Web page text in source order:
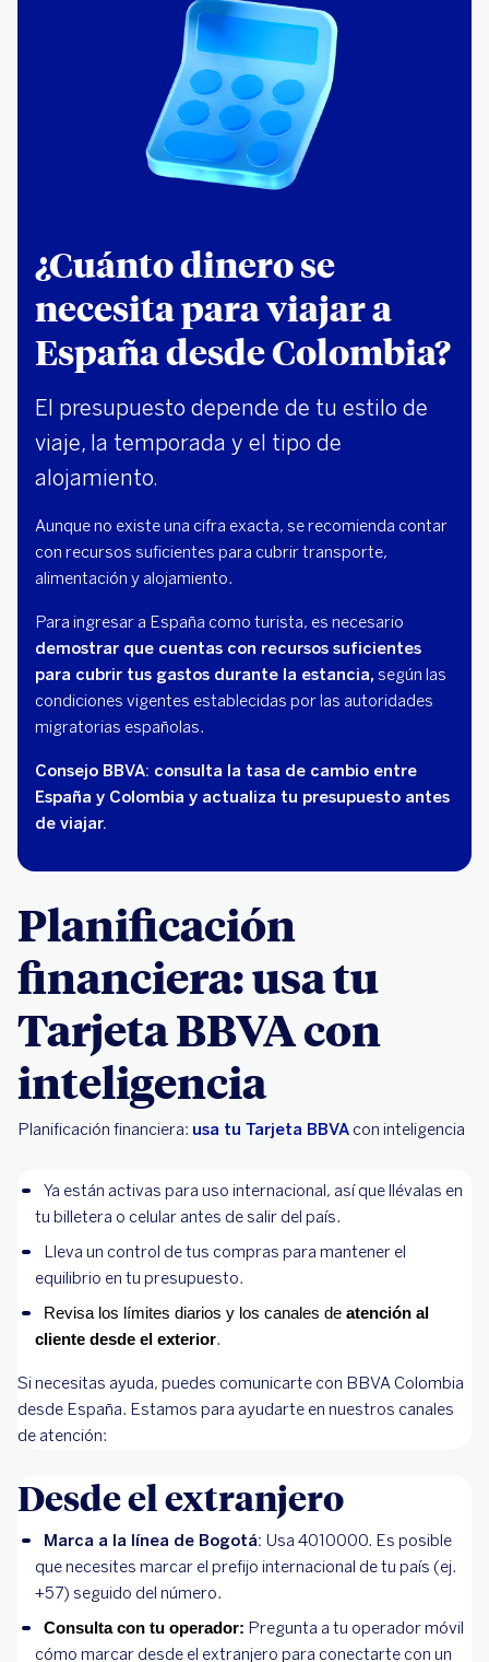
¿Cuánto dinero se
necesita para viajar a
España desde Colombia?
El presupuesto depende de tu estilo de
viaje, la temporada y el tipo de
alojamiento.
Aunque no existe una cifra exacta, se recomienda contar
con recursos suficientes para cubrir transporte,
alimentación y alojamiento.
Para ingresar a España como turista, es necesario
demostrar que cuentas con recursos suficientes
para cubrir tus gastos durante la estancia,según las
condiciones vigentes establecidas por las autoridades
migratorias españolas.
Consejo BBVA: consulta la tasa de cambio entre
España y Colombia y actualiza tu presupuesto antes
de viajar.
Planificación
financiera: usa tu
Tarjeta BBVA con
inteligencia
Planificación financiera: usa tu Tarjeta BBVA con inteligencia
Ya están activas para uso internacional, así que llévalas en
tu billetera o celular antes de salir del país.
Lleva un control de tus compras para mantener el
equilibrio en tu presupuesto.
Revisa los límites diarios y los canales de atención al
cliente desde el exterior.
Si necesitas ayuda, puedes comunicarte con BBVA Colombia
desde España. Estamos para ayudarte en nuestros canales
de atención:
Desde el extranjero
Marca a la línea de Bogotá: Usa 4010000. Es posible
que necesites marcar el prefijo internacional de tu país (ej.
+57) seguido del número.
Consulta con tu operador: Pregunta a tu operador móvil
cómo marcar desde el extranjero para conectarte con un